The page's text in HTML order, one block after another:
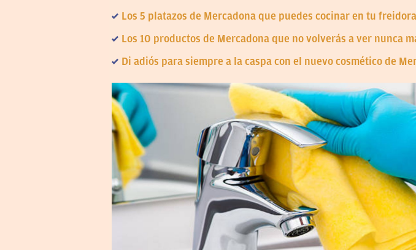
Los 5 platazos de Mercadona que puedes cocinar en tu
Los 10 productos de Mercadona que no volverás a ver nunca
Di adiós para siempre a la caspa con el nuevo cosmético de